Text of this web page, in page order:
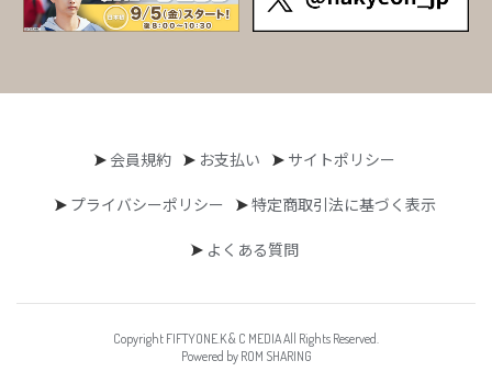
会員規約 お支払い サイトポリシー
プライバシーポリシー 特定商取引法に基づく表示
よくある質問
Copyright FIFTYONE.K & C MEDIA All Rights Reserved.
Powered by ROM SHARING